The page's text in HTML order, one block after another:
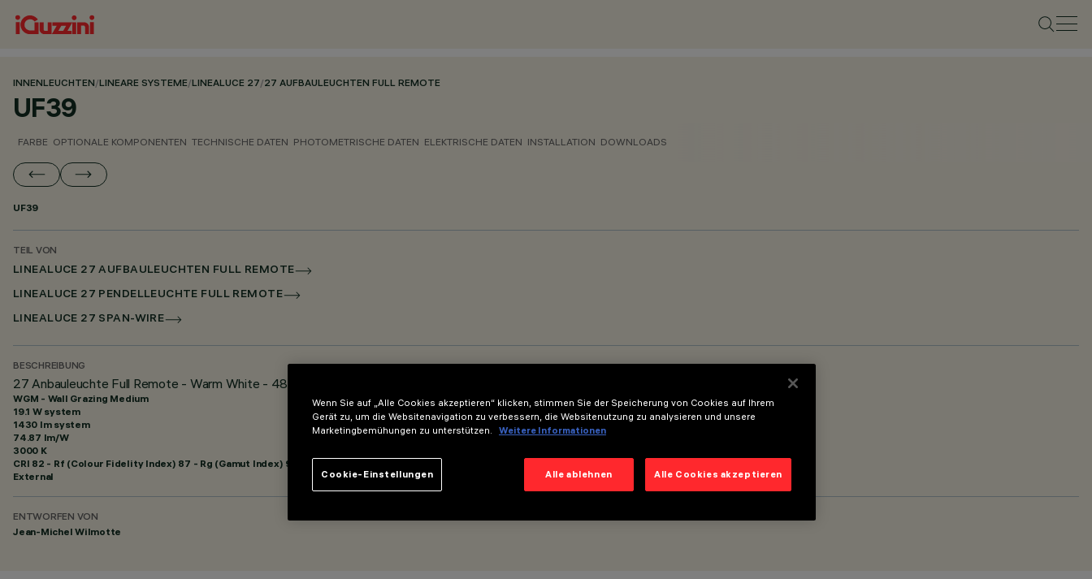
INNENLEUCHTEN/LINEARE SYSTEME/LINEALUCE 27/27 AUFBAULEUCHTEN FULL REMOTE
UF39
FARBE OPTIONALE KOMPONENTEN TECHNISCHE DATEN PHOTOMETRISCHE DATEN ELEKTRISCHE DATEN INSTALLATION DOWNLOADS
UF39
TEIL VON
LINEALUCE 27 AUFBAULEUCHTEN FULL REMOTE
LINEALUCE 27 PENDELLEUCHTE FULL REMOTE
LINEALUCE 27 SPAN-WIRE
BESCHREIBUNG
27 Anbauleuchte Full Remote - Warm White - 48Vdc - L=1511mm - Optik Wall Grazing Medium
WGM - Wall Grazing Medium
19.1 W system
1430 lm system
74.87 lm/W
3000 K
CRI 82 - Rf (Colour Fidelity Index) 87 - Rg (Gamut Index) 95
External
ENTWORFEN VON
Jean-Michel Wilmotte
Wenn Sie auf „Alle Cookies akzeptieren“ klicken, stimmen Sie der Speicherung von Cookies auf Ihrem
Gerät zu, um die Websitenavigation zu verbessern, die Websitenutzung zu analysieren und unsere
Marketingbemühungen zu unterstützen.
Weitere Informationen
Alle ablehnen Alle Cookies akzeptieren
Cookie-Einstellungen